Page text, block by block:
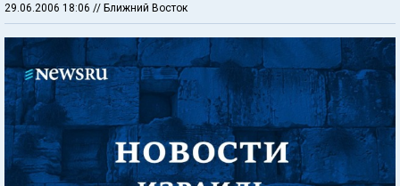
29.06.2006 18:06 // Ближний Восток